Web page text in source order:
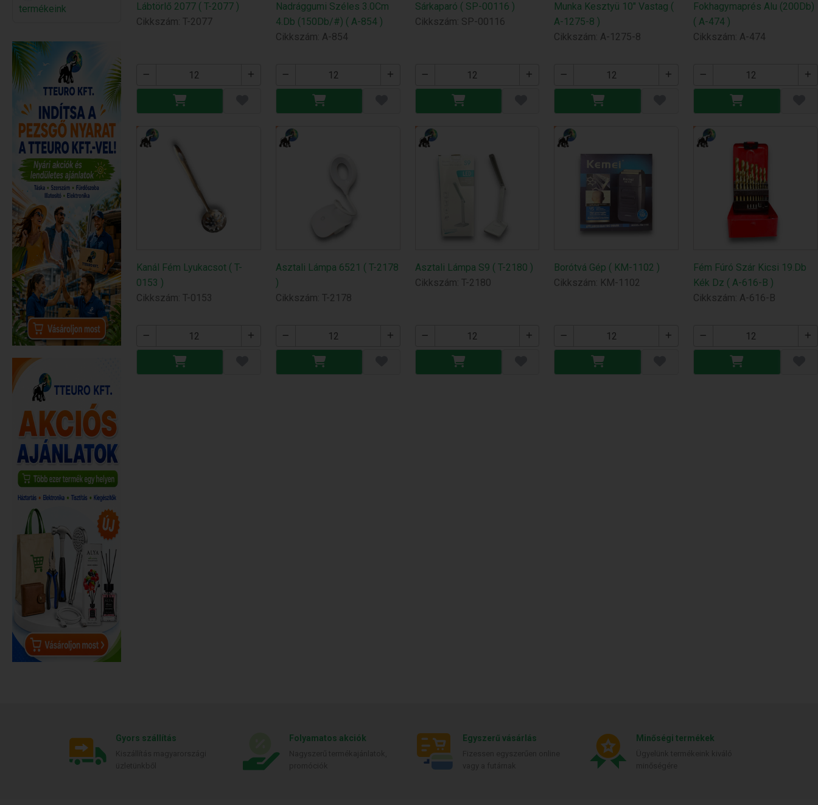
termékeink
Lábtörlő 2077 ( T-2077 )
Cikkszám: T-2077
Nadrággumi Széles 3.0Cm
4.Db (150Db/#) ( A-854 )
Cikkszám: A-854
Sárkaparó ( SP-00116 )
Cikkszám: SP-00116
Munka Kesztyü 10" Vastag (
A-1275-8 )
Cikkszám: A-1275-8
Fokhagymaprés Alu (200Db)
( A-474 )
Cikkszám: A-474
Kanál Fém Lyukacsot ( T-
0153 )
Cikkszám: T-0153
Asztali Lámpa 6521 ( T-2178
)
Cikkszám: T-2178
Asztali Lámpa S9 ( T-2180 )
Cikkszám: T-2180
Borótvá Gép ( KM-1102 )
Cikkszám: KM-1102
Fém Fúró Szár Kicsi 19.Db
Kék Dz ( A-616-B )
Cikkszám: A-616-B
Gyors szállítás Folyamatos akciók Egyszerű vásárlás Minőségi termékek